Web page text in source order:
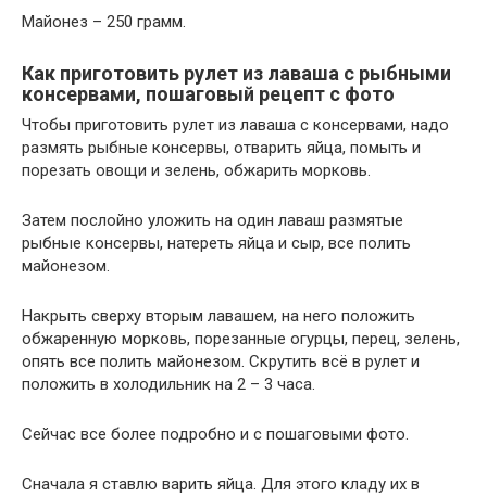
Майонез – 250 грамм.
Как приготовить рулет из лаваша с рыбными
консервами, пошаговый рецепт с фото
Чтобы приготовить рулет из лаваша с консервами, надо
размять рыбные консервы, отварить яйца, помыть и
порезать овощи и зелень, обжарить морковь.
Затем послойно уложить на один лаваш размятые
рыбные консервы, натереть яйца и сыр, все полить
майонезом.
Накрыть сверху вторым лавашем, на него положить
обжаренную морковь, порезанные огурцы, перец, зелень,
опять все полить майонезом. Скрутить всё в рулет и
положить в холодильник на 2 – 3 часа.
Сейчас все более подробно и с пошаговыми фото.
Сначала я ставлю варить яйца. Для этого кладу их в